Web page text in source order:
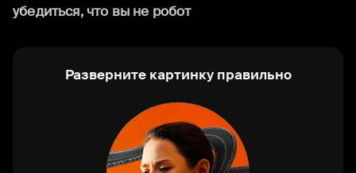
убедиться, что вы не робот
Разверните картинку правильно